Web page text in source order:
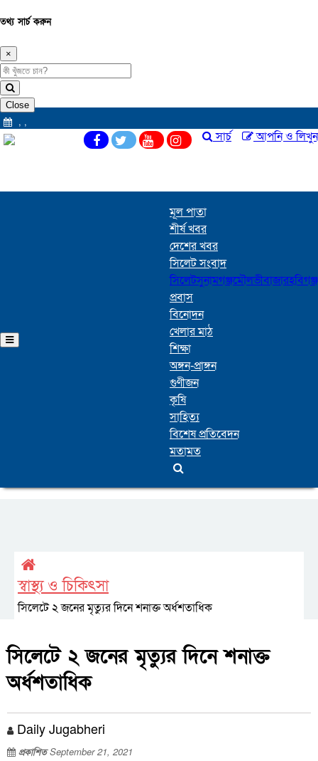
তথ্য সার্চ করুন
×
Close
, ,
আপনি ও লিখুন
সার্চ
মূল পাতা
শীর্ষ খবর
দেশের খবর
সিলেট সংবাদ
সিলেটসুনামগঞ্জমৌলভীবাজারহবিগঞ্জ
প্রবাস
বিনোদন
খেলার মাঠ
শিক্ষা
অঙ্গন-প্রাঙ্গন
গুণীজন
কৃষি
সাহিত্য
বিশেষ প্রতিবেদন
মতামত
স্বাস্থ্য ও চিকিৎসা
সিলেটে ২ জনের মৃত্যুর দিনে শনাক্ত অর্ধশতাধিক
সিলেটে ২ জনের মৃত্যুর দিনে শনাক্ত
অর্ধশতাধিক
Daily Jugabheri
প্রকাশিতSeptember 21, 2021